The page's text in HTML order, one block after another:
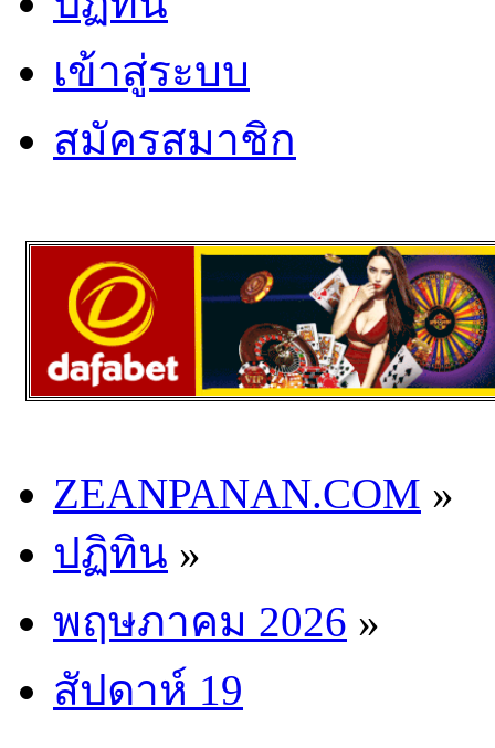
เข้าสู่ระบบ
สมัครสมาชิก
ZEANPANAN.COM »
ปฏิทิน »
พฤษภาคม 2026 »
สัปดาห์ 19